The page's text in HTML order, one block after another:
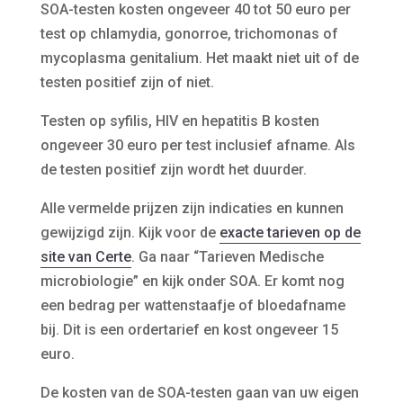
SOA-testen kosten ongeveer 40 tot 50 euro per
test op chlamydia, gonorroe, trichomonas of
mycoplasma genitalium. Het maakt niet uit of de
testen positief zijn of niet.
Testen op syfilis, HIV en hepatitis B kosten
ongeveer 30 euro per test inclusief afname. Als
de testen positief zijn wordt het duurder.
Alle vermelde prijzen zijn indicaties en kunnen
gewijzigd zijn. Kijk voor de exacte tarieven op de
site van Certe. Ga naar “Tarieven Medische
microbiologie” en kijk onder SOA. Er komt nog
een bedrag per wattenstaafje of bloedafname
bij. Dit is een ordertarief en kost ongeveer 15
euro.
De kosten van de SOA-testen gaan van uw eigen